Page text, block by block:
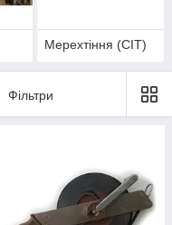
Мерехтіння (СІТ)
Фільтри